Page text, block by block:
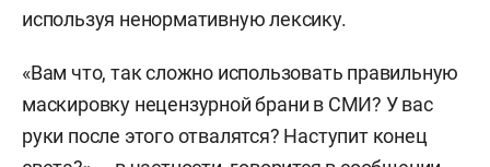
используя ненормативную лексику.
«Вам что, так сложно использовать правильную
маскировку нецензурной брани в СМИ? У вас
руки после этого отвалятся? Наступит конец